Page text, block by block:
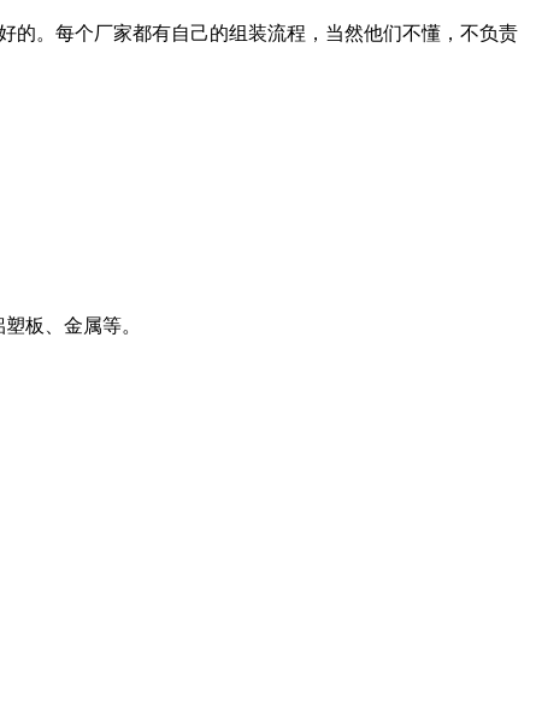
的。每个厂家都有自己的组装流程，当然他们不懂，不负责
板、金属等。